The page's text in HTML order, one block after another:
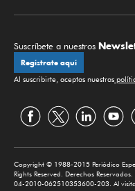
Suscríbete a nuestros
Regístrate aquí
Al suscribirte, aceptas nuestras
Copyright © 1988-2015 Periódico
Rights Reserved. Derechos
04-2010-062510353600-203. Al